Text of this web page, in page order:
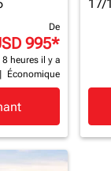
De
995*
8 heures il y a
Économique
17/